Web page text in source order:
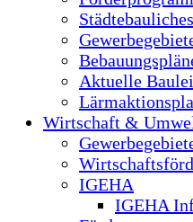
Aktuelle
Wirtschaft &
IGEHA
IGEHA